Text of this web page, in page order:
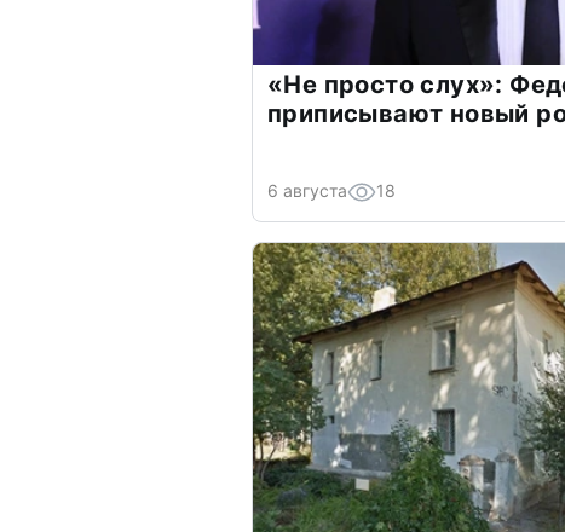
«Не просто слух»:
приписывают новый
6 августа 18